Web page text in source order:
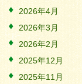
2026年4月
2026年3月
2026年2月
2025年12月
2025年11月